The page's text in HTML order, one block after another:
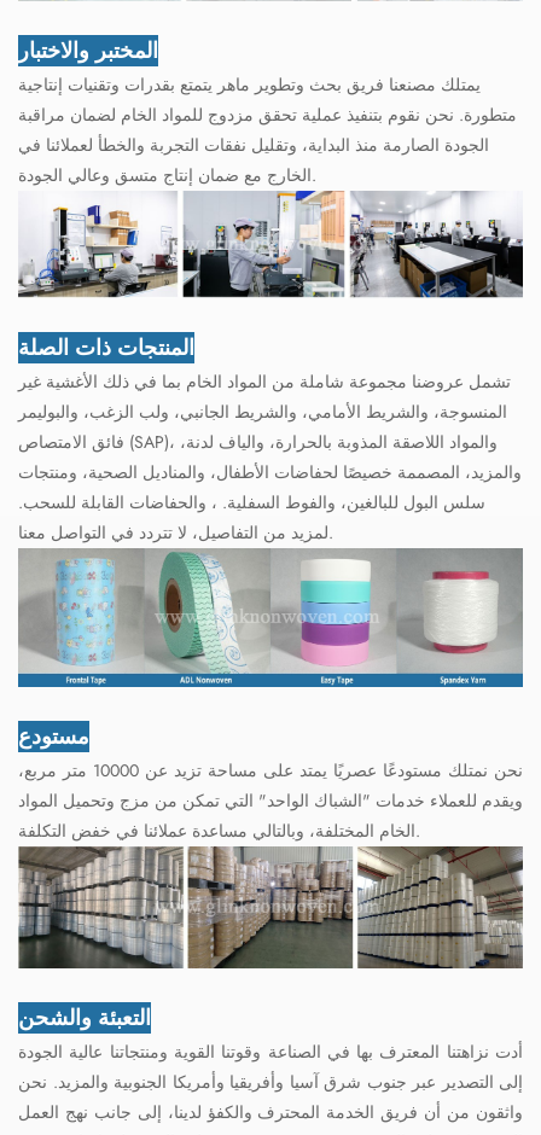
المختبر والاختبار
يمتلك مصنعنا فريق بحث وتطوير ماهر يتمتع بقدرات وتقنيات إنتاجية
متطورة. نحن نقوم بتنفيذ عملية تحقق مزدوج للمواد الخام لضمان مراقبة
الجودة الصارمة منذ البداية، وتقليل نفقات التجربة والخطأ لعملائنا في
الخارج مع ضمان إنتاج متسق وعالي الجودة.
المنتجات ذات الصلة
تشمل عروضنا مجموعة شاملة من المواد الخام بما في ذلك الأغشية غير
المنسوجة، والشريط الأمامي، والشريط الجانبي، ولب الزغب، والبوليمر
فائق الامتصاص (SAP)، والمواد اللاصقة المذوبة بالحرارة، والياف لدنة،
والمزيد، المصممة خصيصًا لحفاضات الأطفال، والمناديل الصحية، ومنتجات
سلس البول للبالغين، والفوط السفلية. ، والحفاضات القابلة للسحب.
لمزيد من التفاصيل، لا تتردد في التواصل معنا.
مستودع
نحن نمتلك مستودعًا عصريًا يمتد على مساحة تزيد عن 10000 متر مربع،
ويقدم للعملاء خدمات "الشباك الواحد" التي تمكن من مزج وتحميل المواد
الخام المختلفة، وبالتالي مساعدة عملائنا في خفض التكلفة.
التعبئة والشحن
أدت نزاهتنا المعترف بها في الصناعة وقوتنا القوية ومنتجاتنا عالية الجودة
إلى التصدير عبر جنوب شرق آسيا وأفريقيا وأمريكا الجنوبية والمزيد. نحن
واثقون من أن فريق الخدمة المحترف والكفؤ لدينا، إلى جانب نهج العمل